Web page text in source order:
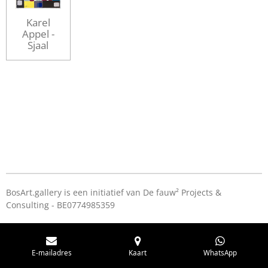
Karel
Appel -
Sjaal
BosArt.gallery is een initiatief van De fauw² Projects &
Consulting - BE0774985359
E-mailadres Kaart WhatsApp